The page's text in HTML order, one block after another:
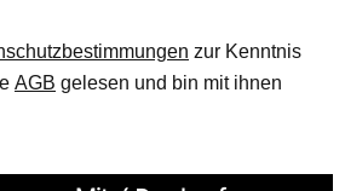
zur Kenntnis
AGB gelesen und bin mit ihnen